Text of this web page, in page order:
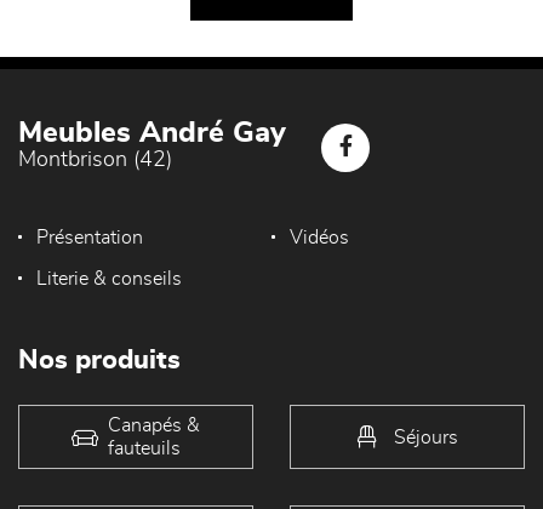
Meubles André Gay
Montbrison (42)
Présentation Vidéos
Literie & conseils
Nos produits
Canapés &
fauteuils
Séjours